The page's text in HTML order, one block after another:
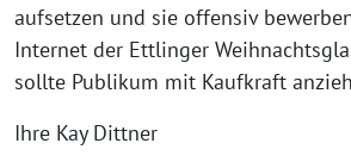
aufsetzen und sie offensiv
Internet der Ettlinger
sollte Publikum mit Kaufkraft
Ihre Kay Dittner